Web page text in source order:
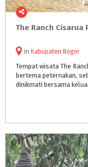
The Ranch Cisarua
in Kabupaten Bogor
Tempat wisata The
bertema peternakan,
dinikmati bersama